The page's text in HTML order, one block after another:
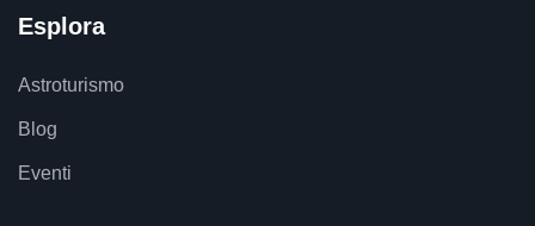
Esplora
Astroturismo
Blog
Eventi